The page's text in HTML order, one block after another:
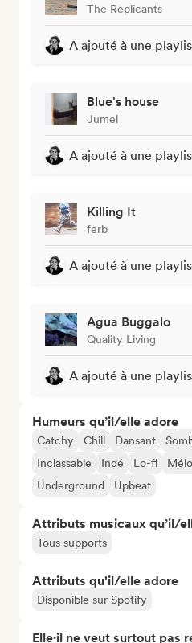
The Replicants
A ajouté à une
Blue's house
Jumel
A ajouté à une
Killing It
ferb
A ajouté à une
Agua Buggalo
Quality Living
A ajouté à une
Humeurs qu’il/elle adore
Catchy Chill Dansant
Inclassable
Indé Lo-fi
Underground
Upbeat
Attributs musicaux qu’il/
Tous supports
Attributs qu'il/elle adore
Disponible sur Spotify
Elle·il ne veut surtout pas